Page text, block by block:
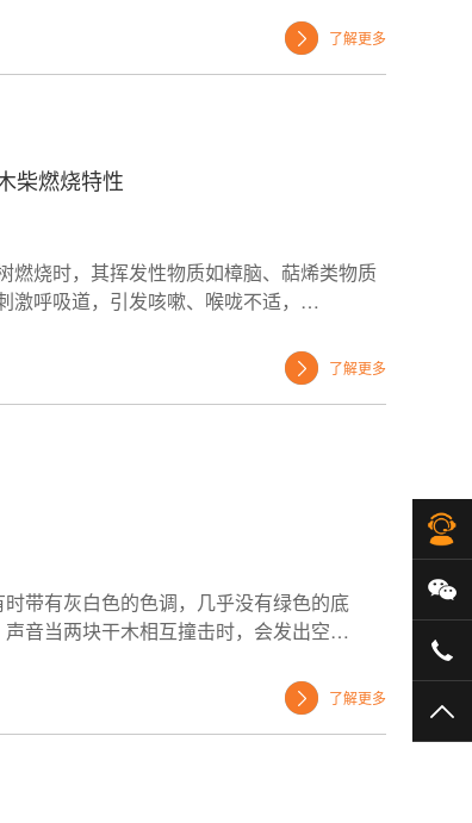
了解更多
柴燃烧特性
燃烧时，其挥发性物质如樟脑、萜烯类物质
激呼吸道，引发咳嗽、喉咙不适，…
了解更多
带有灰白色的色调，几乎没有绿色的底
音当两块干木相互撞击时，会发出空…
了解更多
在
微